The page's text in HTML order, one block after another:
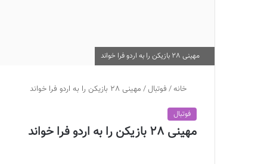
مهینی 28 بازیکن را به اردو فرا خواند
خانه/ فوتبال/ مهینی 28 بازیکن را به اردو فرا خواند
فوتبال
مهینی 28 بازیکن را به اردو فرا خواند